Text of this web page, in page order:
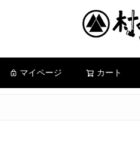
マイページ カート